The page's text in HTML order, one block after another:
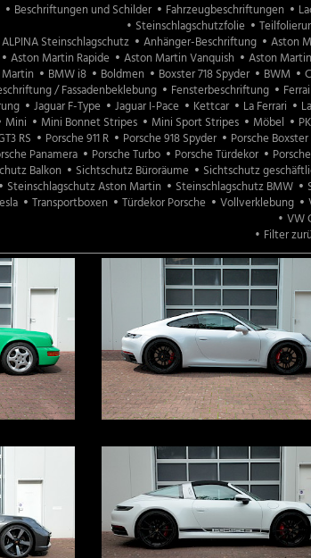
Beschriftungen und Schilder Fahrzeugbeschriftungen
Steinschlagschutzfolie
ALPINA Steinschlagschutz Anhänger-Beschriftung Aston
Aston Martin Rapide Aston Martin Vanquish Aston
BMW i8 Boldmen Boxster 718 Spyder BWM
/ Fassadenbeklebung Fensterbeschriftung
Jaguar F-Type Jaguar I-Pace Kettcar La Ferrari
Mini Mini Bonnet Stripes Mini Sport Stripes Möbel
RS Porsche 911 R Porsche 918 Spyder Porsche Boxster
Panamera Porsche Turbo Porsche Türdekor
Balkon Sichtschutz Büroräume Sichtschutz
Steinschlagschutz Aston Martin Steinschlagschutz BMW
Transportboxen Türdekor Porsche Vollverklebung
VW
Filter